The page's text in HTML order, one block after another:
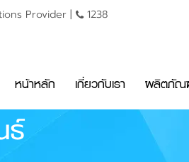
Provider | 1238
หน้าหลัก เกี่ยวกับเรา ผลิตภัณ
ธ์